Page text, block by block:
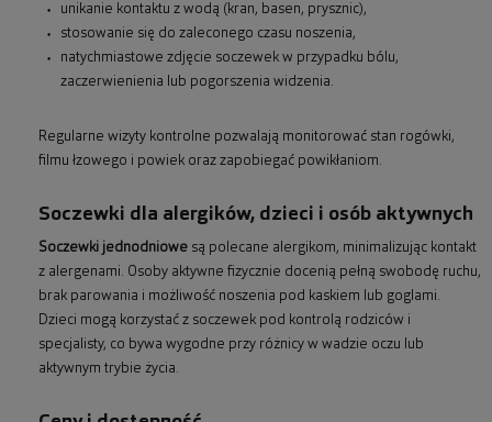
unikanie kontaktu z wodą (kran, basen, prysznic),
stosowanie się do zaleconego czasu noszenia,
natychmiastowe zdjęcie soczewek w przypadku bólu,
zaczerwienienia lub pogorszenia widzenia.
Regularne wizyty kontrolne pozwalają monitorować stan rogówki,
filmu łzowego i powiek oraz zapobiegać powikłaniom.
Soczewki dla alergików, dzieci i osób aktywnych
Soczewki jednodniowe są polecane alergikom, minimalizując kontakt
z alergenami. Osoby aktywne fizycznie docenią pełną swobodę ruchu,
brak parowania i możliwość noszenia pod kaskiem lub goglami.
Dzieci mogą korzystać z soczewek pod kontrolą rodziców i
specjalisty, co bywa wygodne przy różnicy w wadzie oczu lub
aktywnym trybie życia.